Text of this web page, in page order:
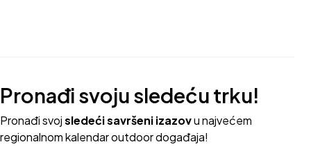
Pronađi svoju sledeću trku!
Pronađi svojsledeći savršeni izazovu najvećem
regionalnom kalendar outdoor događaja!